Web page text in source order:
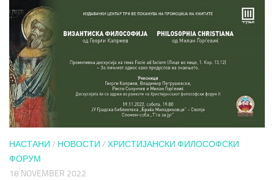
НАСТАНИ / НОВОСТИ / ХРИСТИЈАНСКИ ФИЛОСОФСКИ
ФОРУМ
18 NOVEMBER 2022